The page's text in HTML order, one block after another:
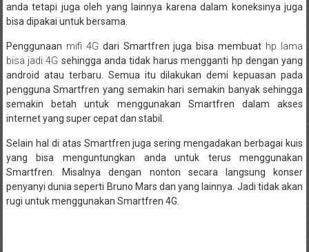
anda tetapi juga oleh yang lainnya karena dalam koneksinya juga
bisa dipakai untuk bersama.
Penggunaan mifi 4G dari Smartfren juga bisa membuat hp lama
bisa jadi 4G sehingga anda tidak harus mengganti hp dengan yang
android atau terbaru. Semua itu dilakukan demi kepuasan pada
pengguna Smartfren yang semakin hari semakin banyak sehingga
semakin betah untuk menggunakan Smartfren dalam akses
internet yang super cepat dan stabil.
Selain hal di atas Smartfren juga sering mengadakan berbagai kuis
yang bisa menguntungkan anda untuk terus menggunakan
Smartfren. Misalnya dengan nonton secara langsung konser
penyanyi dunia seperti Bruno Mars dan yang lainnya. Jadi tidak akan
rugi untuk menggunakan Smartfren 4G.